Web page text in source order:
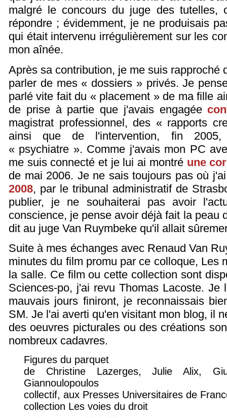
malgré le concours du juge des tutelles,
répondre ; évidemment, je ne produisais
qui était intervenu irrégulièrement sur les
mon aînée.
Après sa contribution, je me suis rapproché
parler de mes « dossiers » privés. Je
parlé vite fait du « placement » de ma fille
de prise à partie que j'avais engagée
magistrat professionnel, des « rapports
ainsi que de l'intervention, fin 2005,
« psychiatre ». Comme j'avais mon PC
me suis connecté et je lui ai montré une
de mai 2006. Je ne sais toujours pas où
2008, par le tribunal administratif de
publier, je ne souhaiterai pas avoir
conscience, je pense avoir déjà fait la peau
dit au juge Van Ruymbeke qu'il allait
Suite à mes échanges avec Renaud Van
minutes du film promu par ce colloque, Les
la salle. Ce film ou cette collection sont
Sciences-po, j'ai revu Thomas Lacoste.
mauvais jours finiront, je reconnaissais
SM. Je l'ai averti qu'en visitant mon blog, il
des oeuvres picturales ou des créations
nombreux cadavres.
Figures du parquet
de Christine Lazerges, Julie Alix,
Giannoulopoulos
collectif, aux Presses Universitaires de
collection Les voies du droit